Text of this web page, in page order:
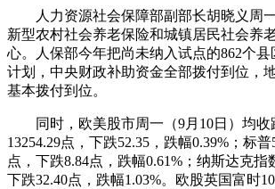
人力资源社会保障部副部长胡晓义周
新型农村社会养老保险和城镇居民社会养
心。人保部今年把尚未纳入试点的862个
计划，中央财政补助资金全部拨付到位，
基本拨付到位。
同时，欧美股市周一（9月10日）均收
13254.29点，下跌52.35，跌幅0.39%；标
点，下跌8.84点，跌幅0.61%；纳斯达克指
下跌32.40点，跌幅1.03%。欧股英国富时